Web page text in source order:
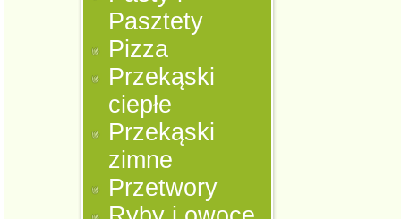
Pasztety
Pizza
Przekąski
ciepłe
Przekąski
zimne
Przetwory